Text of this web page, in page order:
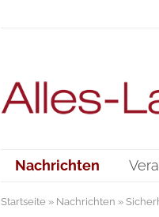
Nachrichten
Startseite» Nachrichten »